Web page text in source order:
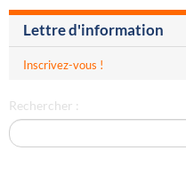
Lettre d'information
Inscrivez-vous !
Rechercher :